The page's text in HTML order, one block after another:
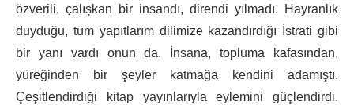
özverili, çalışkan bir insandı, direndi yılmadı. Hayranlık
duyduğu, tüm yapıtlarım dilimize kazandırdığı İstrati gibi
bir yanı vardı onun da. İnsana, topluma kafasından,
yüreğinden bir şeyler katmağa kendini adamıştı.
Çeşitlendirdiği kitap yayınlarıyla eylemini güçlendirdi.